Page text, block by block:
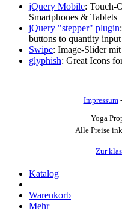
jQuery Mobile: Touch-
Smartphones & Tablets
jQuery "stepper" plugin
buttons to quantity input
Swipe: Image-Slider
glyphish: Great Icons
Impressum-
Yoga
Alle Preise
Zur
Katalog
Warenkorb
Mehr